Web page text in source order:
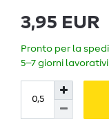
3,95 EUR
Pronto per la
5–7 giorni lavorativi